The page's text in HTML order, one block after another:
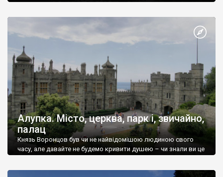
Алупка. Місто, церква, парк і, звичайно,
палац
Князь Воронцов був чи не найвідомішою людиною свого
часу, але давайте не будемо кривити душею – чи знали ви це